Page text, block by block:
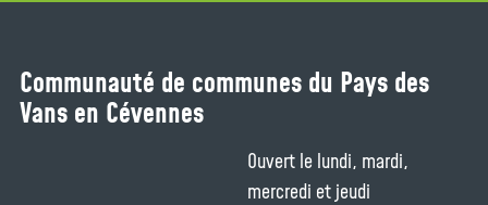
Communauté de communes du Pays des
Vans en Cévennes
Ouvert le lundi, mardi,
mercredi et jeudi